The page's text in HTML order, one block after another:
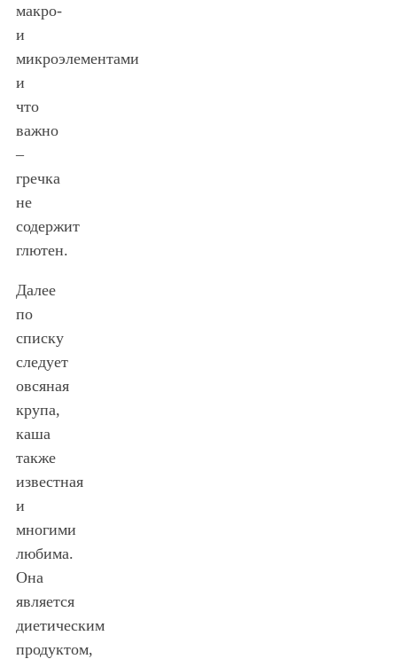
макро-
и
микроэлементами
и
что
важно
–
гречка
не
содержит
глютен.
Далее
по
списку
следует
овсяная
крупа,
каша
также
известная
и
многими
любима.
Она
является
диетическим
продуктом,